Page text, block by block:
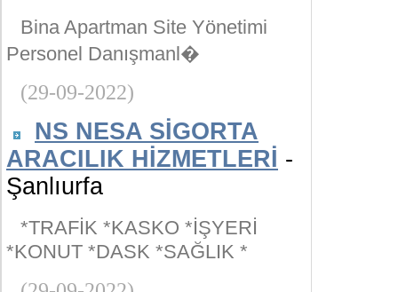
Bina Apartman Site Yönetimi
Personel Danışmanl�
(29-09-2022)
NS NESA SİGORTA
ARACILIK HİZMETLERİ -
Şanlıurfa
*TRAFİK *KASKO *İŞYERİ
*KONUT *DASK *SAĞLIK *